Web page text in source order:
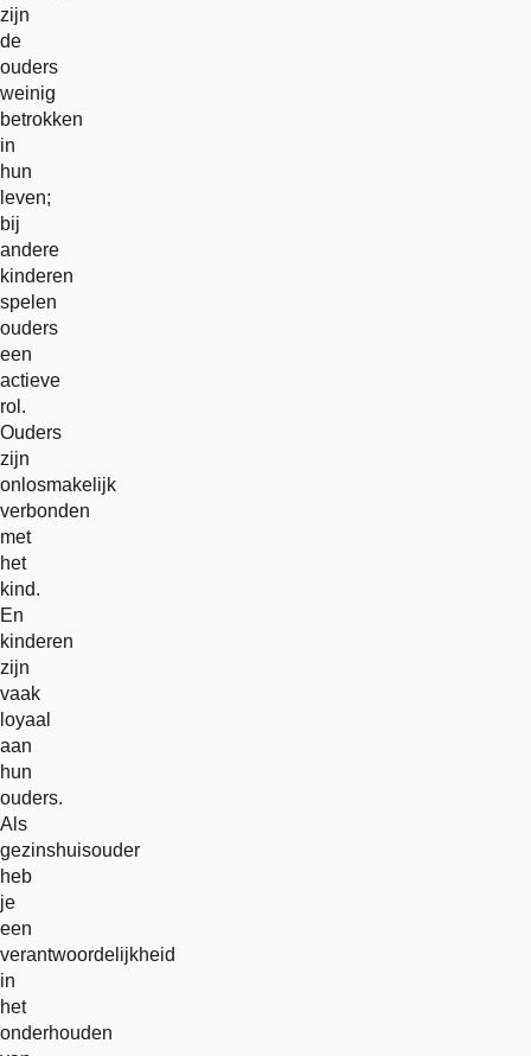
zijn
de
ouders
weinig
betrokken
in
hun
leven;
bij
andere
kinderen
spelen
ouders
een
actieve
rol.
Ouders
zijn
onlosmakelijk
verbonden
met
het
kind.
En
kinderen
zijn
vaak
loyaal
aan
hun
ouders.
Als
gezinshuisouder
heb
je
een
verantwoordelijkheid
in
het
onderhouden